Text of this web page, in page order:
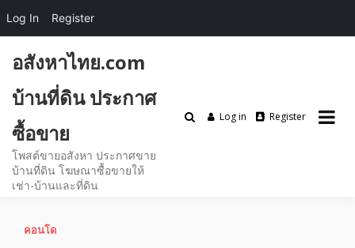
content
อสังหาไทย.com
บ้านที่ดิน ประกาศ
ซื้อขาย
โพสต์ขายอสังหา ประกาศขาย
บ้านที่ดิน โฆษณาซื้อขายให้
เช่า-บ้านและที่ดิน
Log in Register
คอนโด
Log In Register